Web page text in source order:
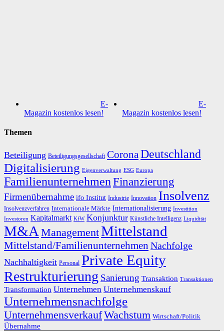
E-
Magazin kostenlos lesen!
E-
Magazin kostenlos lesen!
Themen
Beteiligung Beteiligungsgesellschaft CoronaDeutschland
Digitalisierung Eigenverwaltung ESG Europa
FamilienunternehmenFinanzierung
Firmenübernahme ifo Institut Industrie Innovation Insolvenz
Insolvenzverfahren Internationale Märkte Internationalisierung Investition
Investoren Kapitalmarkt KfW Konjunktur Künstliche Intelligenz Liquidität
M&A ManagementMittelstand
Mittelstand/Familienunternehmen Nachfolge
Nachhaltigkeit Personal Private Equity
Restrukturierung Sanierung Transaktion Transaktionen
Transformation Unternehmen Unternehmenskauf
Unternehmensnachfolge
UnternehmensverkaufWachstum Wirtschaft/Politik
Übernahme